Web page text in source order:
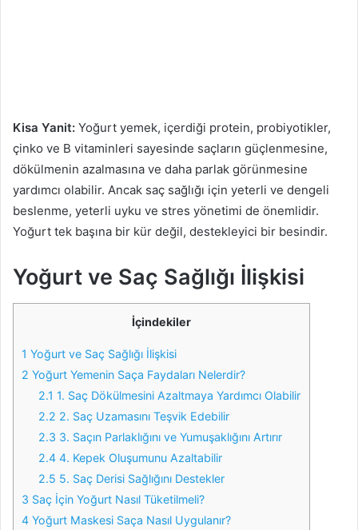
Kisa Yanit: Yoğurt yemek, içerdiği protein, probiyotikler,
çinko ve B vitaminleri sayesinde saçların güçlenmesine,
dökülmenin azalmasına ve daha parlak görünmesine
yardımcı olabilir. Ancak saç sağlığı için yeterli ve dengeli
beslenme, yeterli uyku ve stres yönetimi de önemlidir.
Yoğurt tek başına bir kür değil, destekleyici bir besindir.
Yoğurt ve Saç Sağlığı İlişkisi
İçindekiler
1 Yoğurt ve Saç Sağlığı İlişkisi
2 Yoğurt Yemenin Saça Faydaları Nelerdir?
2.1 1. Saç Dökülmesini Azaltmaya Yardımcı Olabilir
2.2 2. Saç Uzamasını Teşvik Edebilir
2.3 3. Saçın Parlaklığını ve Yumuşaklığını Artırır
2.4 4. Kepek Oluşumunu Azaltabilir
2.5 5. Saç Derisi Sağlığını Destekler
3 Saç İçin Yoğurt Nasıl Tüketilmeli?
4 Yoğurt Maskesi Saça Nasıl Uygulanır?